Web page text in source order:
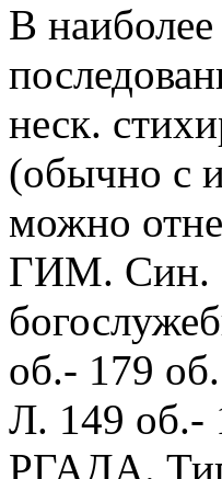
В
неск.
(обычно с
можно
ГИМ. Син.
об.- 179
Л. 149 об.-
РГАДА.